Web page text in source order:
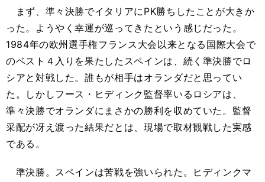
まず、準々決勝でイタリアにPK勝ちしたことが大きか
った。ようやく幸運が巡ってきたという感じだった。
1984年の欧州選手権フランス大会以来となる国際大会で
のベスト４入りを果たしたスペインは、続く準決勝でロ
シアと対戦した。誰もが相手はオランダだと思ってい
た。しかしフース・ヒディンク監督率いるロシアは、
準々決勝でオランダにまさかの勝利を収めていた。監督
采配が冴え渡った結果だとは、現場で取材観戦した実感
である。
準決勝。スペインは苦戦を強いられた。ヒディンクマ